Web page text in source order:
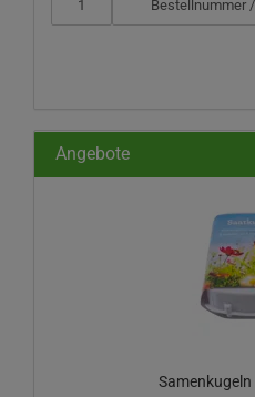
BESTELL-,
EIN.
Angebote